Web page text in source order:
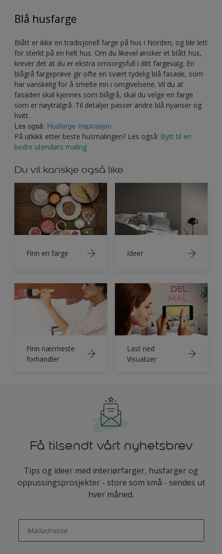
Blå husfarge
Blått er ikke en tradisjonell farge på hus i Norden, og blir lett
for sterkt på en helt hus. Om du likevel ønsker et blått hus,
krever det at du er ekstra omsorgsfull i ditt fargevalg. En
blågrå fargeprøve gir ofte en svært tydelig blå fasade, som
har vanskelig for å smelte inn i omgivelsene. Vil du at
fasaden skal kjennes som blågrå, skal du velge en farge
som er nøytralgrå. Til detaljer passer andre blå nyanser og
hvitt.
Les også: Husfarge inspirasjon
På utkikk etter beste husmalingen? Les også: Bytt til en
bedre utendørs maling
Du vil kanskje også like
Finn en farge Ideer
Finn nærmeste
forhandler
Last ned
Visualizer
Få tilsendt vårt nyhetsbrev
Tips og ideer med interiørfarger, husfarger og
oppussingsprosjekter - store som små - sendes ut
hver måned.